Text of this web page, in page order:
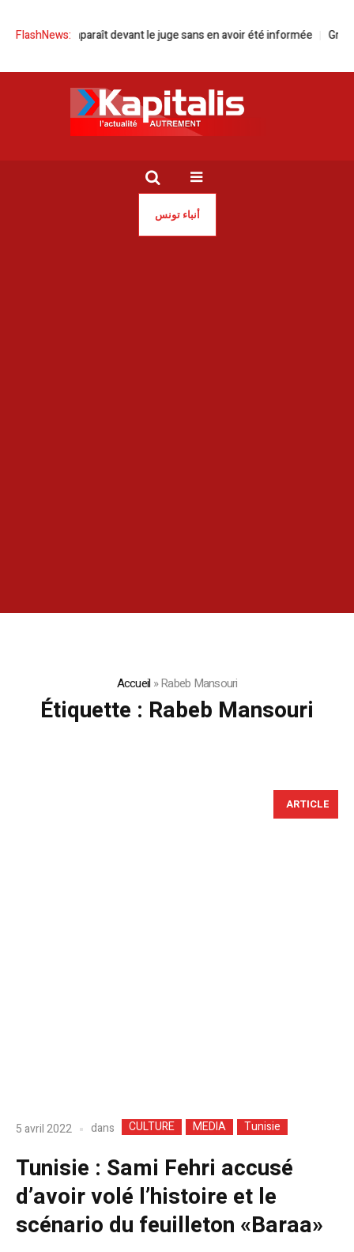
FlashNews:comparaît devant le juge sans en avoir été informée
أنباء تونس
Accueil »Rabeb Mansouri
Étiquette : Rabeb Mansouri
ARTICLE
5 avril 2022 dans CULTURE MEDIA Tunisie
Tunisie : Sami Fehri accusé
d’avoir volé l’histoire et le
scénario du feuilleton «Baraa»